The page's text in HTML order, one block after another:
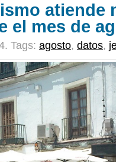
atiende
el mes de
Tags: agosto, datos,